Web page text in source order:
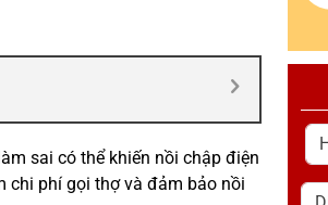
sai có thể khiến nồi chập điện
chi phí gọi thợ và đảm bảo nồi